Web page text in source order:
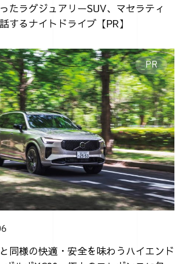
たラグジュアリーSUV、マセラティ
するナイトドライブ【PR】
同様の快適・安全を味わうハイエンド